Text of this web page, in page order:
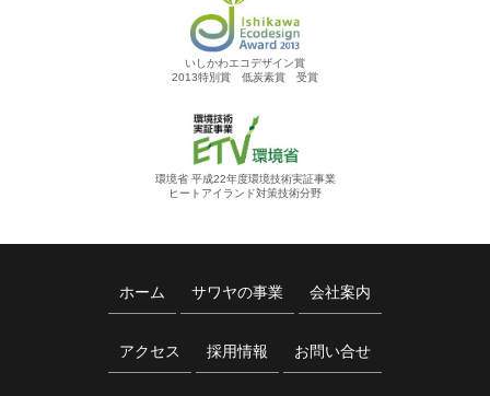
いしかわエコデザイン賞
2013特別賞 低炭素賞 受賞
環境省 平成22年度環境技術実証事業
ヒートアイランド対策技術分野
ホーム サワヤの事業 会社案内
アクセス 採用情報 お問い合せ